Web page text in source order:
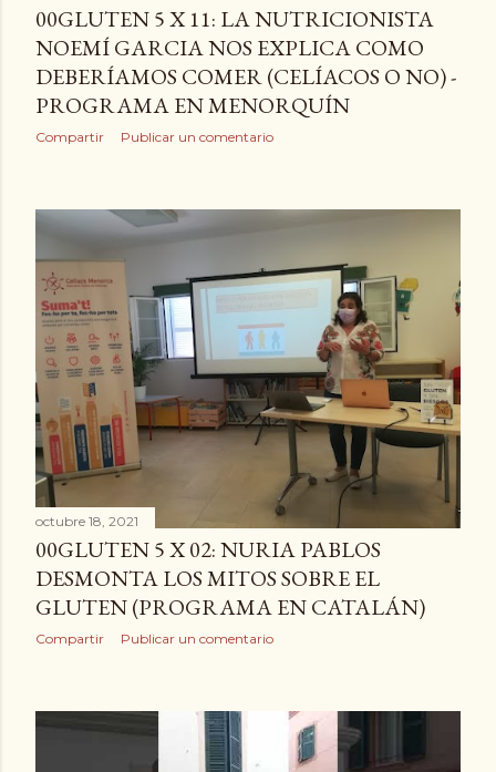
00GLUTEN 5 X 11: LA NUTRICIONISTA
NOEMÍ GARCIA NOS EXPLICA COMO
DEBERÍAMOS COMER (CELÍACOS O NO) -
PROGRAMA EN MENORQUÍN
Compartir Publicar un comentario
octubre 18, 2021
00GLUTEN 5 X 02: NURIA PABLOS
DESMONTA LOS MITOS SOBRE EL
GLUTEN (PROGRAMA EN CATALÁN)
Compartir Publicar un comentario